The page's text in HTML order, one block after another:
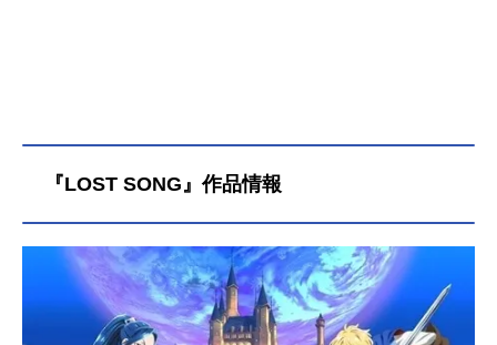
『LOST SONG』作品情報